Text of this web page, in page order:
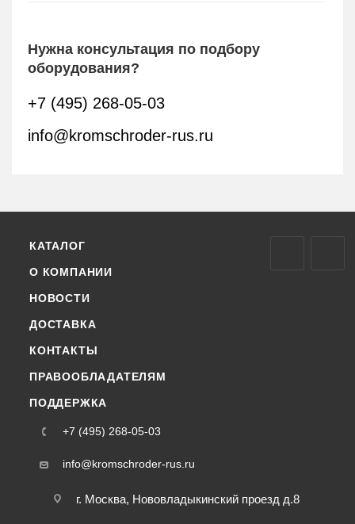
Нужна консультация по подбору
оборудования?
+7 (495) 268-05-03
info@kromschroder-rus.ru
КАТАЛОГ
О КОМПАНИИ
НОВОСТИ
ДОСТАВКА
КОНТАКТЫ
ПРАВООБЛАДАТЕЛЯМ
ПОДДЕРЖКА
+7 (495) 268-05-03
info@kromschroder-rus.ru
г. Москва, Нововладыкинский проезд д.8